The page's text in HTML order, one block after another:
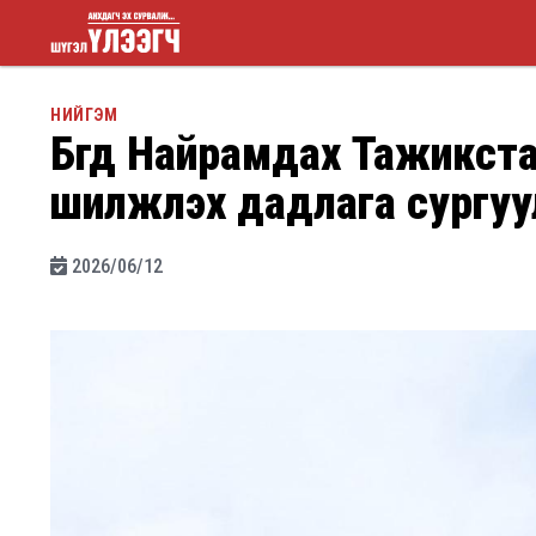
Шүгэл
үлээгч
НИЙГЭМ
Бүгд Найрамдах
шилжүүлэх дадлага
2026/06/12